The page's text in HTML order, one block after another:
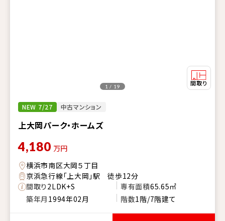
NEW 7/27 中古マンション
上大岡パーク・ホームズ
1 / 19
4,180 万円
横浜市南区大岡５丁目
京浜急行線「上大岡」駅 徒歩12分
間取り2LDK+S 専有面積65.65㎡
築年月 1994年02月 階数1階/7階建て